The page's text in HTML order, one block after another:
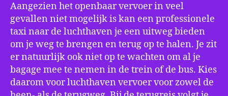
Aangezien het openbaar vervoer in veel
gevallen niet mogelijk is kan een professionele
taxi naar de luchthaven je een uitweg bieden
om je weg te brengen en terug op te halen. Je zit
er natuurlijk ook niet op te wachten om al je
bagage mee te nemen in de trein of de bus. Kies
daarom voor luchthaven vervoer voor zowel de